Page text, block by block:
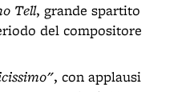
Tell, grande spartito
del compositore
, con applausi